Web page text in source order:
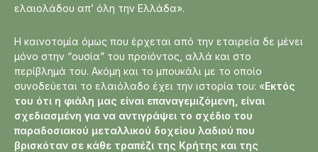
ελαιολάδου απ’ όλη την Ελλάδα».
Η καινοτομία όμως που έρχεται από την εταιρεία δε μένει
μόνο στην “ουσία” του προϊόντος, αλλά και στο
περίβλημά του. Ακόμη και το μπουκάλι με το οποίο
συνοδεύεται το ελαιόλαδο έχει την ιστορία του: «Εκτός
του ότι η φιάλη μας είναι επαναγεμιζόμενη, είναι
σχεδιασμένη για να αντιγράψει το σχέδιο του
παραδοσιακού μεταλλικού δοχείου λαδιού που
βρισκόταν σε κάθε τραπέζι της Κρήτης και της